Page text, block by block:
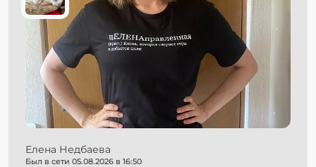
Елена Недбаева
Был в сети 05.08.2026 в 16:50